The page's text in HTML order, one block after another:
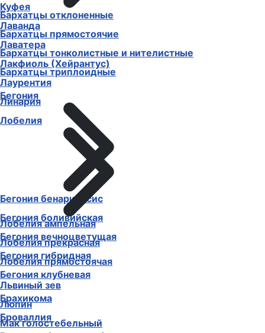
Бархатцы отклоненные
Бархатцы прямостоячие
Бархатцы тонколистные и нителистные
Бархатцы триплоидные
Бегония
Бегония бенариенсис
Бегония боливийская
Бегония вечноцветущая
Бегония гибридная
Бегония клубневая
Брахикома
Броваллия
Куфея
Лаванда
Лаватера
Лакфиоль (Хейрантус)
Лаурентия
Линария
Лобелия
Лобелия ампельная
Лобелия прекрасная
Лобелия прямостоячая
Львиный зев
Люпин
Мак голостебельный